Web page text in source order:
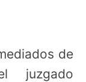
de
juzgado